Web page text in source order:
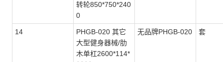
转轮850*750*240
0
14
PHGB-020 其它
大型健身器械/肋
木单杠2600*114*
无品牌PHGB-020 套